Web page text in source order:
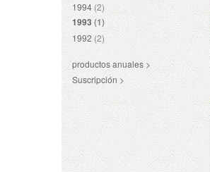
1994 (2)
1993 (1)
1992 (2)
productos anuales >
Suscripción >